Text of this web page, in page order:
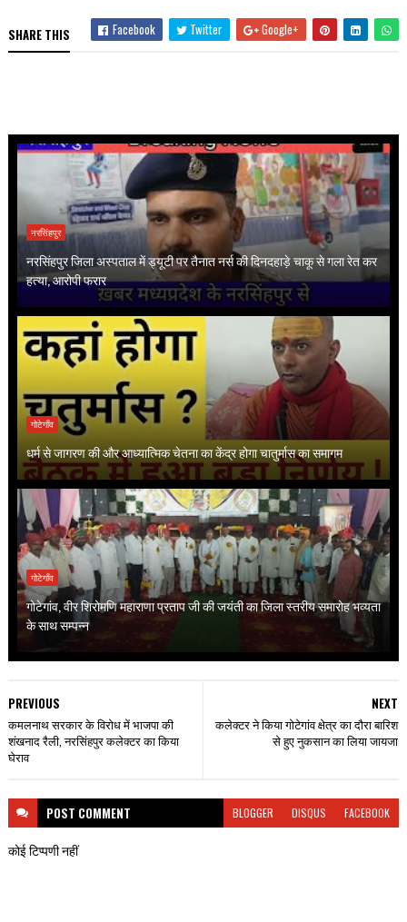
SHARE THIS Facebook Twitter Google+
नरसिंहपुर
नरसिंहपुर जिला अस्पताल में ड्यूटी पर तैनात नर्स की दिनदहाड़े चाकू से गला रेत कर
हत्या, आरोपी फरार
गोटेगाँव
धर्म से जागरण की और आध्यात्मिक चेतना का केंद्र होगा चातुर्मास का समागम
गोटेगाँव
गोटेगांव, वीर शिरोमणि महाराणा प्रताप जी की जयंती का जिला स्तरीय समारोह भव्यता
के साथ सम्पन्न
NEXT
कलेक्टर ने किया गोटेगांव क्षेत्र का दौरा बारिश
से हुए नुकसान का लिया जायजा
PREVIOUS
कमलनाथ सरकार के विरोध में भाजपा की
शंखनाद रैली, नरसिंहपुर कलेक्टर का किया
घेराव
POST COMMENT BLOGGER DISQUS FACEBOOK
कोई टिप्पणी नहीं